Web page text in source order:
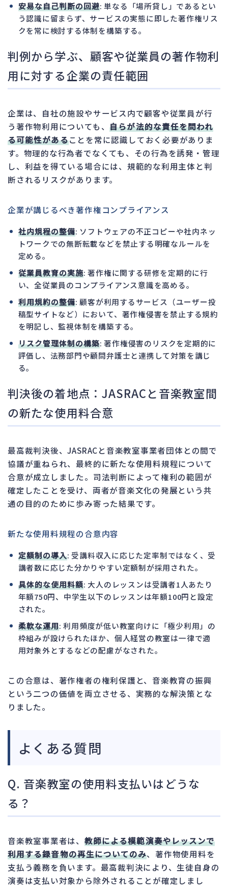
安易な自己判断の回避: 単なる「場所貸し」であるとい
う認識に留まらず、サービスの実態に即した著作権リス
クを常に検討する体制を構築する。
判例から学ぶ、顧客や従業員の著作物利
用に対する企業の責任範囲
企業は、自社の施設やサービス内で顧客や従業員が行
う著作物利用についても、自らが法的な責任を問われ
る可能性があることを常に認識しておく必要がありま
す。物理的な行為者でなくても、その行為を誘発・管理
し、利益を得ている場合には、規範的な利用主体と判
断されるリスクがあります。
企業が講じるべき著作権コンプライアンス
社内規程の整備: ソフトウェアの不正コピーや社内ネッ
トワークでの無断転載などを禁止する明確なルールを
定める。
従業員教育の実施: 著作権に関する研修を定期的に行
い、全従業員のコンプライアンス意識を高める。
利用規約の整備: 顧客が利用するサービス（ユーザー投
稿型サイトなど）において、著作権侵害を禁止する規約
を明記し、監視体制を構築する。
リスク管理体制の構築: 著作権侵害のリスクを定期的に
評価し、法務部門や顧問弁護士と連携して対策を講じ
る。
判決後の着地点：JASRACと音楽教室間
の新たな使用料合意
最高裁判決後、JASRACと音楽教室事業者団体との間で
協議が重ねられ、最終的に新たな使用料規程について
合意が成立しました。司法判断によって権利の範囲が
確定したことを受け、両者が音楽文化の発展という共
通の目的のために歩み寄った結果です。
新たな使用料規程の合意内容
定額制の導入: 受講料収入に応じた定率制ではなく、受
講者数に応じた分かりやすい定額制が採用された。
具体的な使用料額: 大人のレッスンは受講者1人あたり
年額750円、中学生以下のレッスンは年額100円と設定
された。
柔軟な運用: 利用頻度が低い教室向けに「極少利用」の
枠組みが設けられたほか、個人経営の教室は一律で適
用対象外とするなどの配慮がなされた。
この合意は、著作権者の権利保護と、音楽教育の振興
という二つの価値を両立させる、実務的な解決策とな
りました。
よくある質問
Q. 音楽教室の使用料支払いはどうな
る？
音楽教室事業者は、 教師による模範演奏やレッスンで
利用する録音物の再生についてのみ、著作物使用料を
支払う義務を負います。最高裁判決により、生徒自身の
演奏は支払い対象から除外されることが確定しまし